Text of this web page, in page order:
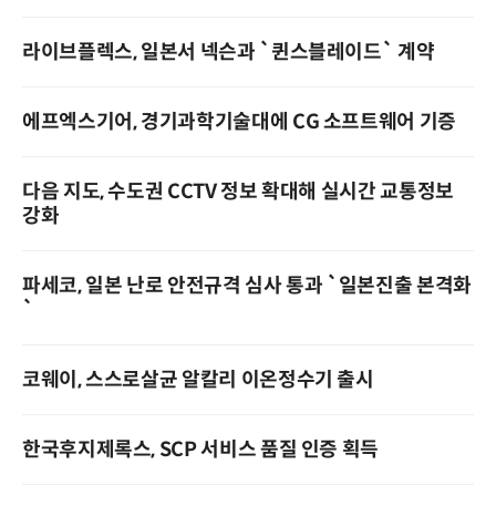
라이브플렉스, 일본서 넥슨과 `퀸스블레이드` 계약
에프엑스기어, 경기과학기술대에 CG 소프트웨어 기증
다음 지도, 수도권 CCTV 정보 확대해 실시간 교통정보
강화
파세코, 일본 난로 안전규격 심사 통과 `일본진출 본격화
`
코웨이, 스스로살균 알칼리 이온정수기 출시
한국후지제록스, SCP 서비스 품질 인증 획득